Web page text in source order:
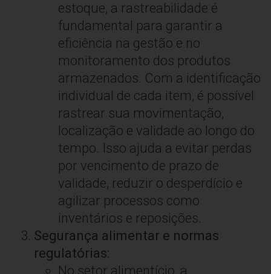
estoque, a rastreabilidade é
fundamental para garantir a
eficiência na gestão e no
monitoramento dos produtos
armazenados. Com a identificação
individual de cada item, é possível
rastrear sua movimentação,
localização e validade ao longo do
tempo. Isso ajuda a evitar perdas
por vencimento de prazo de
validade, reduzir o desperdício e
agilizar processos como
inventários e reposições.
Segurança alimentar e normas
regulatórias:
No setor alimentício, a